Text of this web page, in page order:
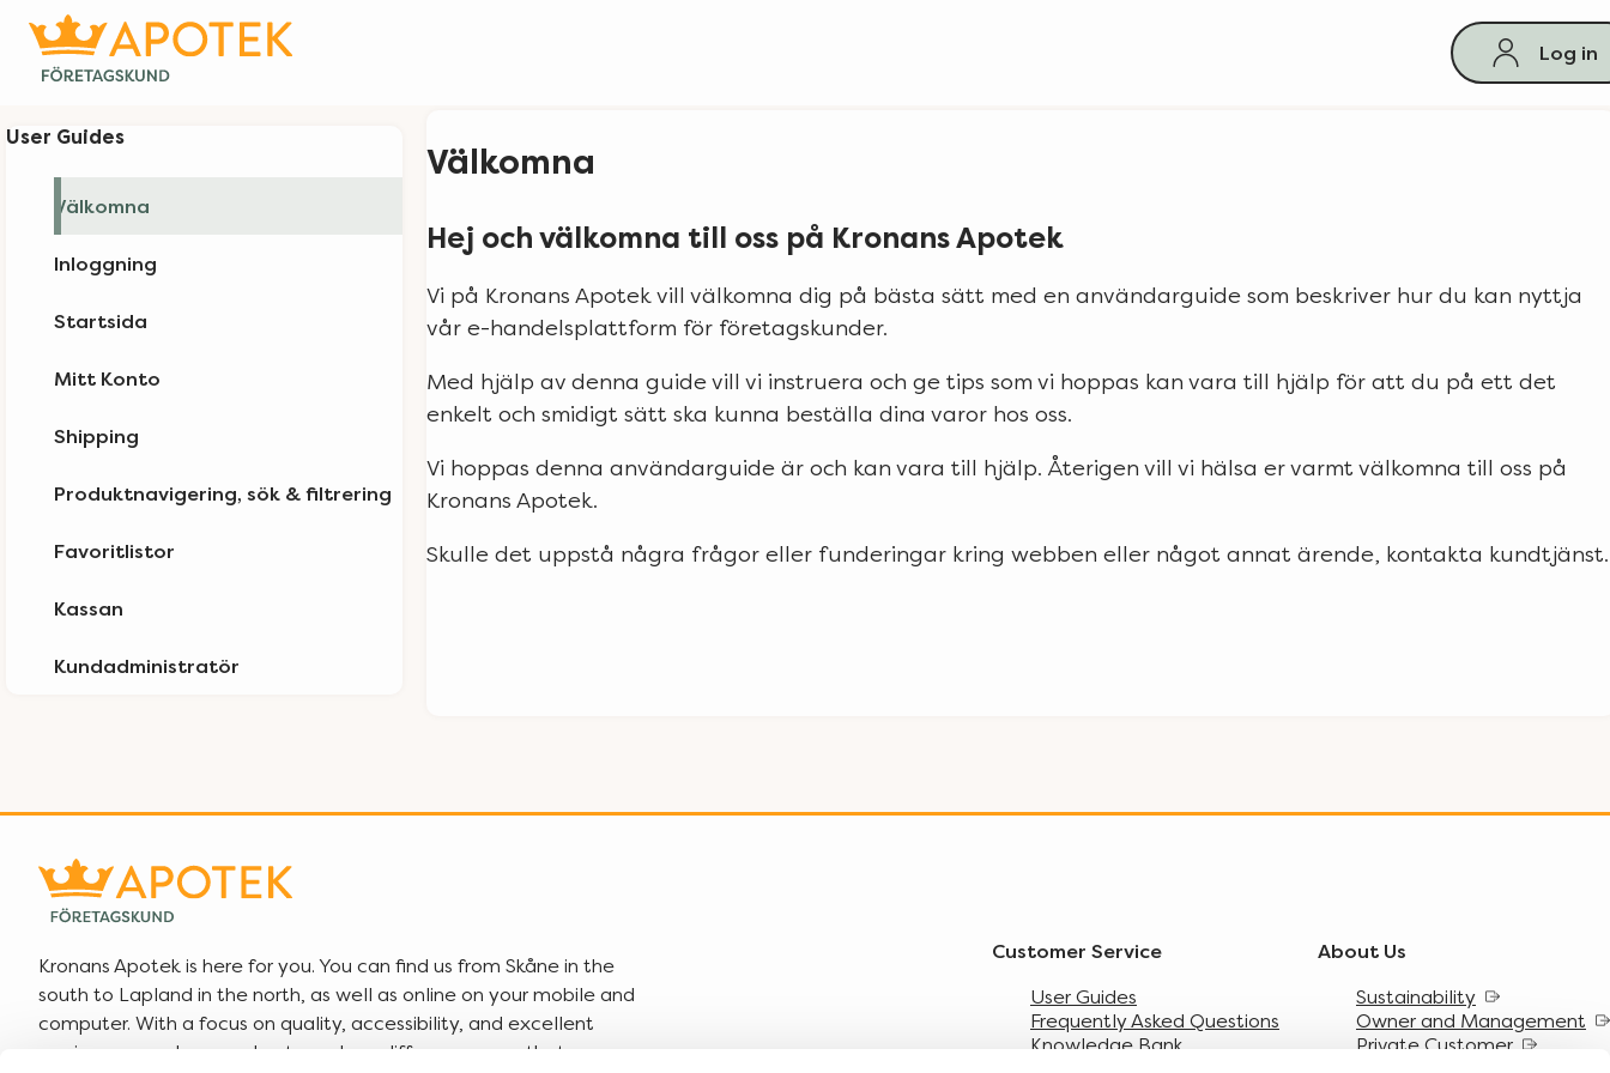
Log in
User Guides
Välkomna
Inloggning
Startsida
Mitt Konto
Shipping
Produktnavigering, sök & filtrering
Favoritlistor
Kassan
Kundadministratör
Välkomna
Hej och välkomna till oss på Kronans Apotek
Vi på Kronans Apotek vill välkomna dig på bästa sätt med en användarguide som beskriver hur du kan nyttja
vår e-handelsplattform för företagskunder.
Med hjälp av denna guide vill vi instruera och ge tips som vi hoppas kan vara till hjälp för att du på ett det
enkelt och smidigt sätt ska kunna beställa dina varor hos oss.
Vi hoppas denna användarguide är och kan vara till hjälp. Återigen vill vi hälsa er varmt välkomna till oss på
Kronans Apotek.
Skulle det uppstå några frågor eller funderingar kring webben eller något annat ärende, kontakta kundtjänst.
Kronans Apotek is here for you. You can find us from Skåne in the
south to Lapland in the north, as well as online on your mobile and
computer. With a focus on quality, accessibility, and excellent
service, we work every day to make a difference — so that more
Customer Service
User Guides
Frequently Asked Questions
Knowledge Bank
About Us
Sustainability
Owner and Management
Private Customer